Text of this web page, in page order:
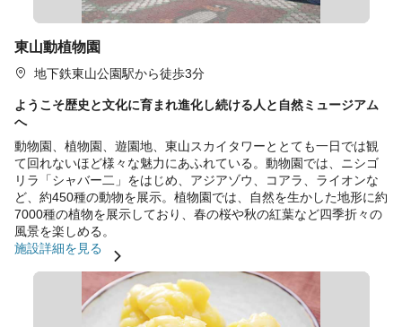
東山動植物園
地下鉄東山公園駅から徒歩3分
ようこそ歴史と文化に育まれ進化し続ける人と自然ミュージアム
へ
動物園、植物園、遊園地、東山スカイタワーととても一日では観
て回れないほど様々な魅力にあふれている。動物園では、ニシゴ
リラ「シャバー二」をはじめ、アジアゾウ、コアラ、ライオンな
ど、約450種の動物を展示。植物園では、自然を生かした地形に約
7000種の植物を展示しており、春の桜や秋の紅葉など四季折々の
風景を楽しめる。
施設詳細を見る